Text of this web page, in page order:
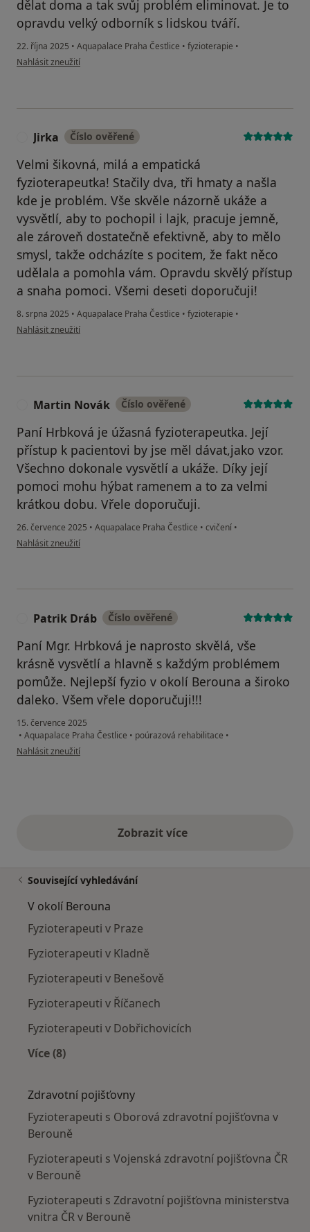
dělat doma a tak svůj problém eliminovat. Je to
opravdu velký odborník s lidskou tváří.
22. října 2025 • Aquapalace Praha Čestlice • fyzioterapie •
podle názoru uživatele Eva
Nahlásit zneužití
Jirka Číslo ověřené
Velmi šikovná, milá a empatická
fyzioterapeutka! Stačily dva, tři hmaty a našla
kde je problém. Vše skvěle názorně ukáže a
vysvětlí, aby to pochopil i lajk, pracuje jemně,
ale zároveň dostatečně efektivně, aby to mělo
smysl, takže odcházíte s pocitem, že fakt něco
udělala a pomohla vám. Opravdu skvělý přístup
a snaha pomoci. Všemi deseti doporučuji!
8. srpna 2025 • Aquapalace Praha Čestlice • fyzioterapie •
podle názoru uživatele Jirka
Nahlásit zneužití
Martin Novák Číslo ověřené
Paní Hrbková je úžasná fyzioterapeutka. Její
přístup k pacientovi by jse měl dávat,jako vzor.
Všechno dokonale vysvětlí a ukáže. Díky její
pomoci mohu hýbat ramenem a to za velmi
krátkou dobu. Vřele doporučuji.
26. července 2025 • Aquapalace Praha Čestlice • cvičení •
podle názoru uživatele Martin Novák
Nahlásit zneužití
Patrik Dráb Číslo ověřené
Paní Mgr. Hrbková je naprosto skvělá, vše
krásně vysvětlí a hlavně s každým problémem
pomůže. Nejlepší fyzio v okolí Berouna a široko
daleko. Všem vřele doporučuji!!!
15. července 2025
• Aquapalace Praha Čestlice • poúrazová rehabilitace •
podle názoru uživatele Patrik Dráb
Nahlásit zneužití
Zobrazit vícevýše uvedené názory
Související vyhledávání
V okolí Berouna
Fyzioterapeuti v Praze
Fyzioterapeuti v Kladně
Fyzioterapeuti v Benešově
Fyzioterapeuti v Říčanech
Fyzioterapeuti v Dobřichovicích
Více (8)
Zdravotní pojišťovny
Fyzioterapeuti s Oborová zdravotní pojišťovna v
Berouně
Fyzioterapeuti s Vojenská zdravotní pojišťovna ČR
v Berouně
Fyzioterapeuti s Zdravotní pojišťovna ministerstva
vnitra ČR v Berouně